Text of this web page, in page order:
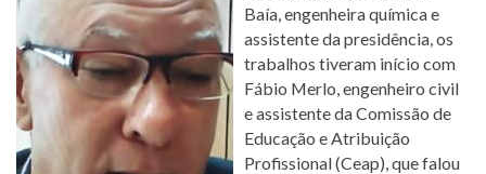
Baía, engenheira química e
assistente da presidência, os
trabalhos tiveram início com
Fábio Merlo, engenheiro civil
e assistente da Comissão de
Educação e Atribuição
Profissional (Ceap), que falou